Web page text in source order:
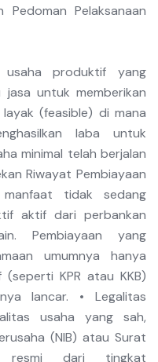
Pelaksanaan
usaha produktif yang
jasa untuk memberikan
(feasible) di mana
laba untuk
minimal telah berjalan
Riwayat Pembiayaan
manfaat tidak sedang
aktif dari perbankan
Pembiayaan yang
umumnya hanya
KPR atau KKB)
lancar. • Legalitas
usaha yang sah,
(NIB) atau Surat
resmi dari tingkat